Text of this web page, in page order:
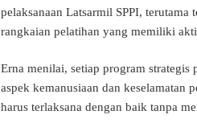
pelaksanaan Latsarmil SPPI,
rangkaian pelatihan yang memiliki
Erna menilai, setiap program strategis
aspek kemanusiaan dan keselamatan
harus terlaksana dengan baik tanpa